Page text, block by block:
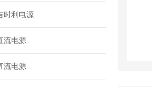
时利电源
流电源
流电源